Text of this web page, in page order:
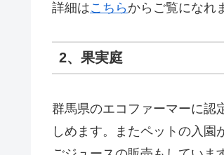
詳細はこちら からご覧になれ
2、果実庭
群馬県のエコファーマーに認
しめます。またペットの入